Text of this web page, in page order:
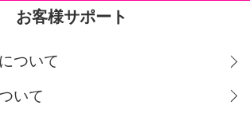
お客様サポート
ついて
いて